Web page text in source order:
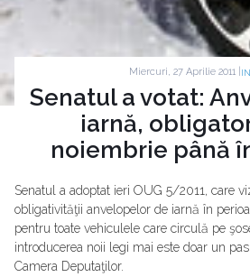
Miercuri, 27 Aprilie 2011 |
Senatul a votat:
iarnă,
noiembrie până
Senatul a adoptat ieri OUG 5/2011, care
obligativităţii anvelopelor de iarnă în
pentru toate vehiculele care circulă pe
introducerea noii legi mai este doar un
Camera Deputaţilor.